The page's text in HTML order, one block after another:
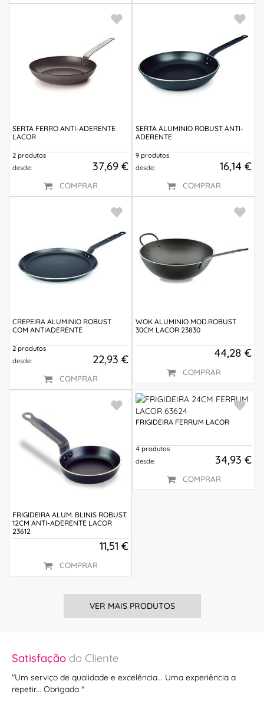
SERTA FERRO ANTI-ADERENTE
LACOR
2 produtos
desde:
37,69 €
COMPRAR
SERTA ALUMINIO ROBUST ANTI-
ADERENTE
9 produtos
desde:
16,14 €
COMPRAR
CREPEIRA ALUMINIO ROBUST
COM ANTIADERENTE
2 produtos
desde:
22,93 €
COMPRAR
WOK ALUMINIO MOD.ROBUST
30CM LACOR 23830
44,28 €
COMPRAR
FRIGIDEIRA ALUM. BLINIS ROBUST
12CM ANTI-ADERENTE LACOR
23612
11,51 €
COMPRAR
FRIGIDEIRA FERRUM LACOR
4 produtos
desde:
34,93 €
COMPRAR
VER MAIS PRODUTOS
Satisfação do Cliente
"Um serviço de qualidade e excelência... Uma experiência a
repetir... Obrigada "